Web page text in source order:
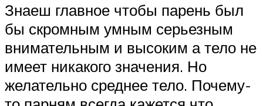
Знаеш главное чтобы парень был
бы скромным умным серьезным
внимательным и высоким а тело не
имеет никакого значения. Но
желательно среднее тело. Почему-